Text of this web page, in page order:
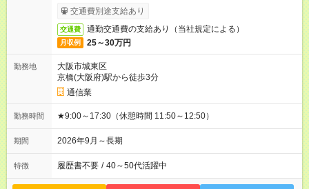
交通費別途支給あり
交通費 通勤交通費の支給あり（当社規定による）
月収例 25～30万円
勤務地
大阪市城東区
京橋(大阪府)駅から徒歩3分
通信業
勤務時間 ★9:00～17:30（休憩時間 11:50～12:50）
期間 2026年9月～長期
特徴 履歴書不要 / 40～50代活躍中